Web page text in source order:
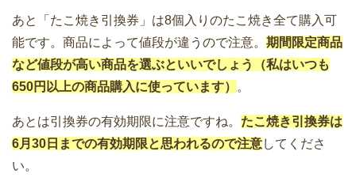
あと「たこ焼き引換券」は8個入りのたこ焼き全て購入可
能です。商品によって値段が違うので注意。 期間限定商品
など値段が高い商品を選ぶといいでしょう（私はいつも
650円以上の商品購入に使っています）
。
あとは引換券の有効期限に注意ですね。 たこ焼き引換券は
6月30日までの有効期限と思われるので注意してくださ
い。